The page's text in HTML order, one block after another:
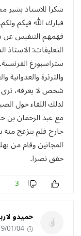
شكرا للاستاذ
فبارك الله فيكم
فهمهم التنفيس عن
التعليقات:
ستراسبورغ
والثرثرة
شخص لا يعرفه، ترى
لذلك اللقاء حول
مع عبد الرحمان بن
جارح فلم ينزعج منه
المجانين وقام من
حقق نصرا.
3
حميدو
04 - 00:59